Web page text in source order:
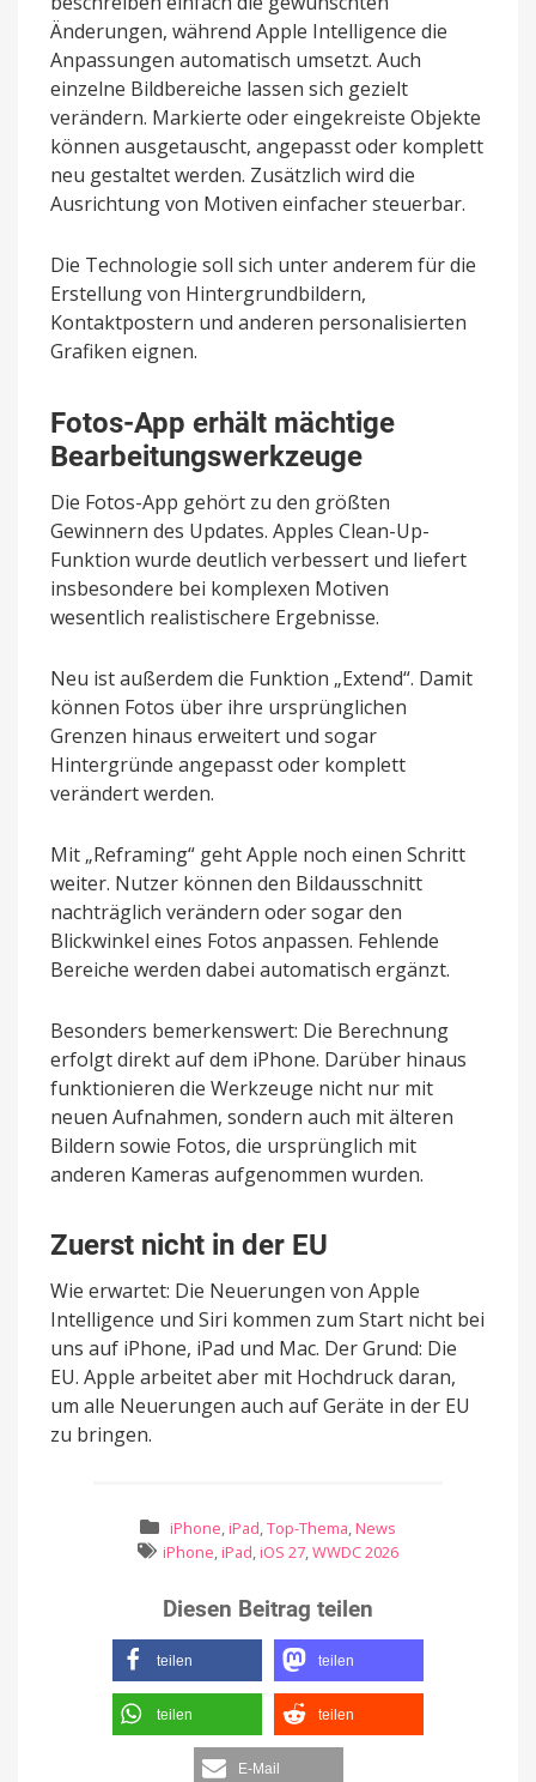
Änderungen, während Apple Intelligence die
Anpassungen automatisch umsetzt. Auch
einzelne Bildbereiche lassen sich gezielt
verändern. Markierte oder eingekreiste Objekte
können ausgetauscht, angepasst oder komplett
neu gestaltet werden. Zusätzlich wird die
Ausrichtung von Motiven einfacher steuerbar.
Die Technologie soll sich unter anderem für die
Erstellung von Hintergrundbildern,
Kontaktpostern und anderen personalisierten
Grafiken eignen.
Fotos-App erhält mächtige
Bearbeitungswerkzeuge
Die Fotos-App gehört zu den größten
Gewinnern des Updates. Apples Clean-Up-
Funktion wurde deutlich verbessert und liefert
insbesondere bei komplexen Motiven
wesentlich realistischere Ergebnisse.
Neu ist außerdem die Funktion „Extend“. Damit
können Fotos über ihre ursprünglichen
Grenzen hinaus erweitert und sogar
Hintergründe angepasst oder komplett
verändert werden.
Mit „Reframing“ geht Apple noch einen Schritt
weiter. Nutzer können den Bildausschnitt
nachträglich verändern oder sogar den
Blickwinkel eines Fotos anpassen. Fehlende
Bereiche werden dabei automatisch ergänzt.
Besonders bemerkenswert: Die Berechnung
erfolgt direkt auf dem iPhone. Darüber hinaus
funktionieren die Werkzeuge nicht nur mit
neuen Aufnahmen, sondern auch mit älteren
Bildern sowie Fotos, die ursprünglich mit
anderen Kameras aufgenommen wurden.
Zuerst nicht in der EU
Wie erwartet: Die Neuerungen von Apple
Intelligence und Siri kommen zum Start nicht bei
uns auf iPhone, iPad und Mac. Der Grund: Die
EU. Apple arbeitet aber mit Hochdruck daran,
um alle Neuerungen auch auf Geräte in der EU
zu bringen.
iPhone, iPad,Top-Thema, News
iPhone, iPad, iOS 27,WWDC 2026
Diesen Beitrag teilen
teilen teilen
teilen teilen
E-Mail